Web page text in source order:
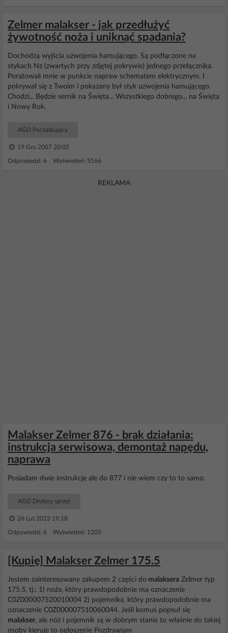
Zelmer malakser - jak przedłużyć
żywotność noża i uniknąć spadania?
Dochodzą wyjścia uzwojenia hamującego. Są podłączone na
stykach Nz (zwartych przy zdjętej pokrywie) jednego przełącznika.
Poratowali mnie w punkcie napraw schematem elektrycznym. I
pokrywał się z Twoim i pokazany był styk uzwojenia hamującego.
Chodzi... Będzie sernik na Święta... Wszystkiego dobrego... na Święta
i Nowy Rok.
AGD Początkujący
19 Gru 2007 20:02
Odpowiedzi: 6 Wyświetleń: 5166
REKLAMA
Malakser Zelmer 876 - brak działania:
instrukcja serwisowa, demontaż napędu,
naprawa
Posiadam dwie instrukcje ale do 877 i nie wiem czy to to samo.
AGD Drobny sprzęt
26 Lut 2023 19:18
Odpowiedzi: 6 Wyświetleń: 1203
[Kupię] Malakser Zelmer 175.5
Jestem zainteresowany zakupem 2 części do malaksera Zelmer typ
175.5, tj.: 1) noża, który prawdopodobnie ma oznaczenie
C0Z000007520010004 2) pojemnika, który prawdopodobnie ma
oznaczenie C0Z000007510060044. Jeśli komuś popsuł się
malakser, ale nóż i pojemnik są w dobrym stanie to właśnie do takiej
osoby kieruję to ogłoszenie Pozdrawiam